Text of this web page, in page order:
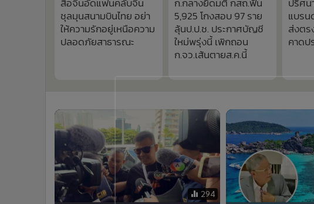
Gotomanager
สื่อจีนอัดแฟนคลับจีน
ชุลมุนสนามบินไทย อย่า
ให้ความรักอยู่เหนือความ
ปลอดภัยสาธารณะ
ก.กลางยึดมติ กสถ.ฟัน
5,925 โกงสอบ 97 ราย
ลุ้นป.ป.ช. ประกาศบัญชี
ใหม่พรุ่งนี้ เพิกถอน
ก.จว.เส้นตายส.ค.นี้
ปริศน
แบรน
ส่งตร
คาดป
294